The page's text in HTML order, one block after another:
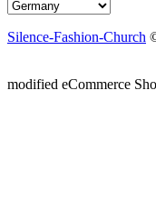
Silence-Fashion-Church
modified eCommerce